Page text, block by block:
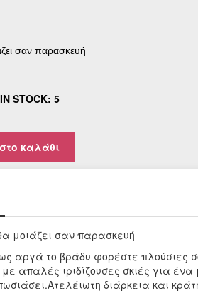
σαν παρασκευή
IN STOCK: 5
καλάθι
μοιάζει σαν παρασκευή
αργά το βράδυ φορέστε πλούσιες
απαλές ιριδίζουσες σκιές για ένα
διάρκεια και